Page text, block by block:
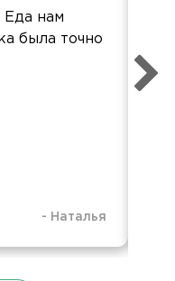
Еда нам
была точно
- Наталья